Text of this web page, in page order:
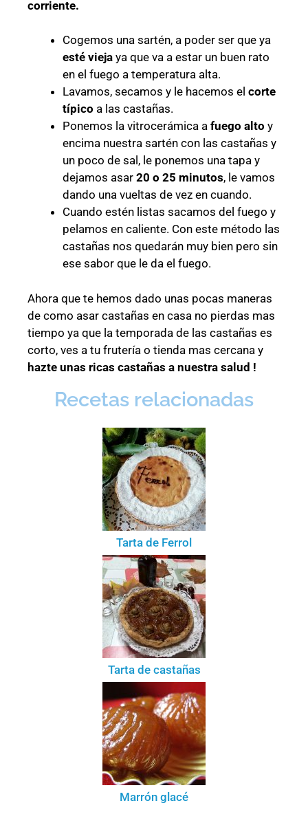
corriente.
Cogemos una sartén, a poder ser que ya
esté vieja ya que va a estar un buen rato
en el fuego a temperatura alta.
Lavamos, secamos y le hacemos el corte
típico a las castañas.
Ponemos la vitrocerámica a fuego alto y
encima nuestra sartén con las castañas y
un poco de sal, le ponemos una tapa y
dejamos asar 20 o 25 minutos, le vamos
dando una vueltas de vez en cuando.
Cuando estén listas sacamos del fuego y
pelamos en caliente. Con este método las
castañas nos quedarán muy bien pero sin
ese sabor que le da el fuego.
Ahora que te hemos dado unas pocas maneras
de como asar castañas en casa no pierdas mas
tiempo ya que la temporada de las castañas es
corto, ves a tu frutería o tienda mas cercana y
hazte unas ricas castañas a nuestra salud !
Recetas relacionadas
Tarta de Ferrol
Tarta de castañas
Marrón glacé